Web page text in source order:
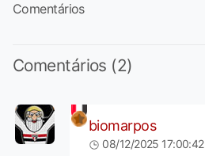
Comentários
Comentários (2)
biomarpos
08/12/2025 17:00:42